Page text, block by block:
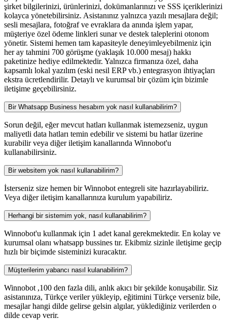
şirket bilgilerinizi, ürünlerinizi, dokümanlarınızı ve SSS içeriklerinizi
kolayca yönetebilirsiniz. Asistanınız yalnızca yazılı mesajlara değil;
sesli mesajlara, fotoğraf ve evraklara da anında işlem yapar,
müşteriye özel ödeme linkleri sunar ve destek taleplerini otonom
yönetir. Sistemi hemen tam kapasiteyle deneyimleyebilmeniz için
her ay tahmini 700 görüşme (yaklaşık 10.000 mesaj) hakkı
paketinize hediye edilmektedir. Yalnızca firmanıza özel, daha
kapsamlı lokal yazılım (eski nesil ERP vb.) entegrasyon ihtiyaçları
ekstra ücretlendirilir. Detaylı ve kurumsal bir çözüm için bizimle
iletişime geçebilirsiniz.
Bir Whatsapp Business hesabım yok nasıl kullanabilirim?
Sorun değil, eğer mevcut hatları kullanmak istemezseniz, uygun
maliyetli data hatları temin edebilir ve sistemi bu hatlar üzerine
kurabilir veya diğer iletişim kanallarında Winnobot'u
kullanabilirsiniz.
Bir websitem yok nasıl kullanabilirim?
İsterseniz size hemen bir Winnobot entegreli site hazırlayabiliriz.
Veya diğer iletişim kanallarınıza kurulum yapabiliriz.
Herhangi bir sistemim yok, nasıl kullanabilirim?
Winnobot'u kullanmak için 1 adet kanal gerekmektedir. En kolay ve
kurumsal olanı whatsapp bussines tır. Ekibmiz sizinle iletişime geçip
hızlı bir biçimde sisteminizi kuracaktır.
Müşterilerim yabancı nasıl kulanabilirim?
Winnobot ,100 den fazla dili, anlık akıcı bir şekilde konuşabilir. Siz
asistanınıza, Türkçe veriler yükleyip, eğitimini Türkçe verseniz bile,
mesajlar hangi dilde gelirse gelsin algılar, yüklediğiniz verilerden o
dilde cevap verir.